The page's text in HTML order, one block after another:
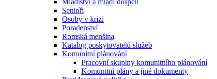
Mladiství a mladí dospělí
Senioři
Osoby v krizi
Poradenství
Romská menšina
Katalog poskytovatelů služeb
Komunitní plánování
Pracovní skupiny komunitního plánování
Komunitní plány a jiné dokumenty